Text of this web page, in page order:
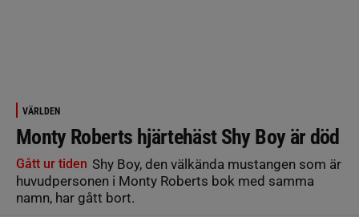
VÄRLDEN
Monty Roberts hjärtehäst Shy Boy är död
Gått ur tiden Shy Boy, den välkända mustangen som är
huvudpersonen i Monty Roberts bok med samma
namn, har gått bort.